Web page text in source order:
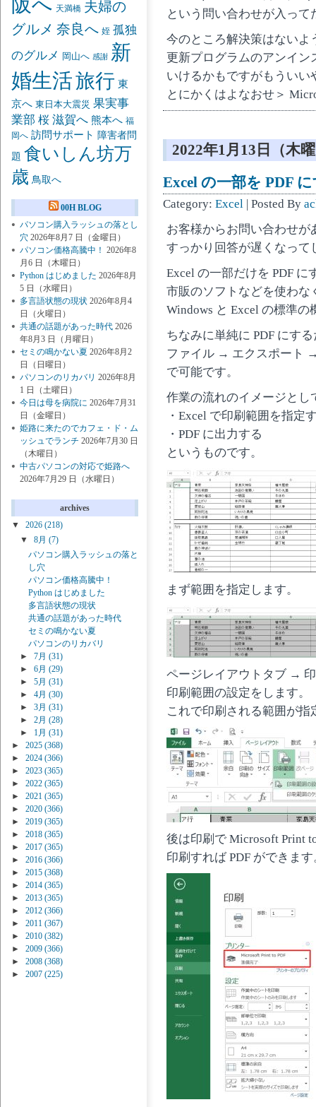
天満橋 夫婦の
グルメ 奈良へ 姪 孤独
のグルメ
岡山へ 感謝 新
婚生活旅行 東
京へ 東日本大震災 果実事
業部 桜 滋賀へ 熊本へ 福
岡へ 訪問サポート 障害者問
題 食いしん坊万
歳 鳥取へ
00H BLOG
パソコン購入ラッシュの落とし
穴 2026年8月7 日（金曜日）
パソコン価格高騰中！ 2026年8
月6 日（木曜日）
Python はじめました 2026年8月
5 日（水曜日）
多言語状態の現状 2026年8月4
日（火曜日）
共通の話題があった時代 2026
年8月3 日（月曜日）
セミの鳴かない夏 2026年8月2
日（日曜日）
パソコンのリカバリ 2026年8月
1 日（土曜日）
今日は母を病院に 2026年7月31
日（金曜日）
姫路に来たのでカフェ・ド・ム
ッシュでランチ 2026年7月30 日
（木曜日）
中古パソコンの対応で姫路へ
2026年7月29 日（水曜日）
archives
▼
2026 (218)
▼
8月 (7)
パソコン購入ラッシュの落と
し穴
パソコン価格高騰中！
Python はじめました
多言語状態の現状
共通の話題があった時代
セミの鳴かない夏
パソコンのリカバリ
►
7月 (31)
►
6月 (29)
►
5月 (31)
►
4月 (30)
►
3月 (31)
►
2月 (28)
►
1月 (31)
►
2025 (368)
►
2024 (366)
►
2023 (365)
►
2022 (365)
►
2021 (365)
►
2020 (366)
►
2019 (365)
►
2018 (365)
►
2017 (365)
►
2016 (366)
►
2015 (368)
►
2014 (365)
►
2013 (365)
►
2012 (366)
►
2011 (367)
►
2010 (382)
►
2009 (366)
►
2008 (368)
►
2007 (225)
という問い合わせが入っ
今のところ解決策はないよ
更新プログラムのアンイン
いけるかもですがもうい
とにかくはよなおせ＞
2022年1月13日（木
Excel の一部を PDF
Category: Excel | Posted By
お客様からお問い合わせが
すっかり回答が遅くなって
Excel の一部だけを PDF
市販のソフトなどを使わな
Windows と Excel の標準
ちなみに単純に PDF にす
ファイル → エクスポート
で可能です。
作業の流れのイメージとし
・Excel で印刷範囲を指定
・PDF に出力する
というものです。
まず範囲を指定します。
ページレイアウトタブ →
印刷範囲の設定をします。
これで印刷される範囲が
後は印刷で Microsoft Print
印刷すれば PDF ができます